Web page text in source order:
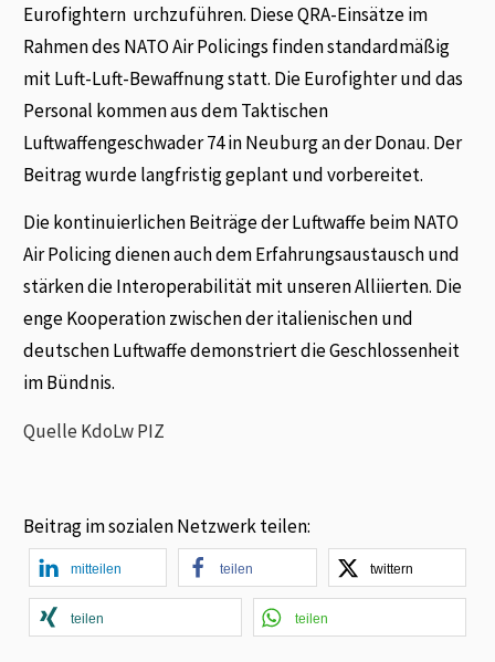
Eurofightern urchzuführen. Diese QRA-Einsätze im
Rahmen des NATO Air Policings finden standardmäßig
mit Luft-Luft-Bewaffnung statt. Die Eurofighter und das
Personal kommen aus dem Taktischen
Luftwaffengeschwader 74 in Neuburg an der Donau. Der
Beitrag wurde langfristig geplant und vorbereitet.
Die kontinuierlichen Beiträge der Luftwaffe beim NATO
Air Policing dienen auch dem Erfahrungsaustausch und
stärken die Interoperabilität mit unseren Alliierten. Die
enge Kooperation zwischen der italienischen und
deutschen Luftwaffe demonstriert die Geschlossenheit
im Bündnis.
Quelle KdoLw PIZ
Beitrag im sozialen Netzwerk teilen:
mitteilen teilen twittern
teilen teilen